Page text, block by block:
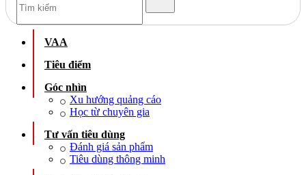
VAA
Tiêu điểm
Góc nhìn
Xu hướng quảng cáo
Học từ chuyên gia
Tư vấn tiêu dùng
Đánh giá sản phẩm
Tiêu dùng thông minh